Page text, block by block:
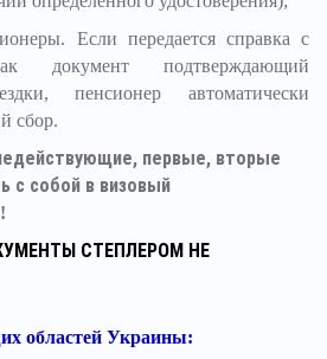
Если передается справка с
документ подтверждающий
пенсионер автоматически
сбор.
первые, вторые
с собой в визовый
СТЕПЛЕРОМ НЕ
областей Украины: